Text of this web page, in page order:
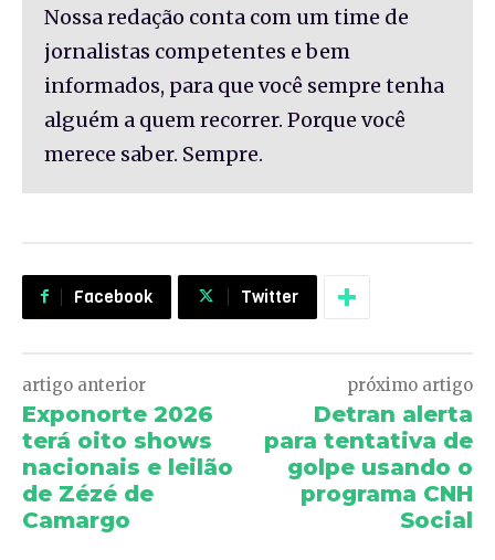
Nossa redação conta com um time de
jornalistas competentes e bem
informados, para que você sempre tenha
alguém a quem recorrer. Porque você
merece saber. Sempre.
Facebook Twitter
artigo anterior
Exponorte 2026
terá oito shows
nacionais e leilão
de Zézé de
Camargo
próximo artigo
Detran alerta
para tentativa de
golpe usando o
programa CNH
Social